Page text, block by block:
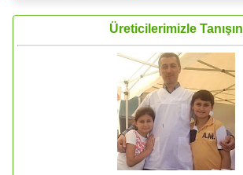
Üreticilerimizle Tanışın